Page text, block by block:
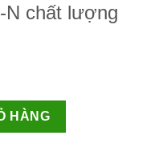
N chất lượng
cao số lượng
HÀNG